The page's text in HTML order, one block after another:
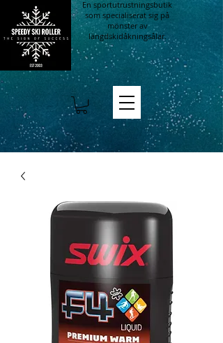
En sportutrustningsbutik
som specialiserat sig på
mönster av
längdskidåkningsålar.